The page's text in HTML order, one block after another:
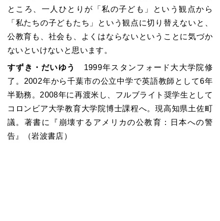
ところ、一人ひとりが「私の子ども」という観点から
「私たちの子どもたち」という観点に切り替えないと、
公教育も、社会も、よくはならないということに気づか
ないといけないと思います。
すずき・だいゆう
1999年スタンフォード大大学院修
了。2002年から千葉市の公立中学で英語教師として6年
半勤務。2008年に再渡米し、フルブライト奨学生として
コロンビア大学教育大学院博士課程へ。現高知県土佐町
議。著書に『崩壊するアメリカの公教育：日本への警
告』（岩波書店）